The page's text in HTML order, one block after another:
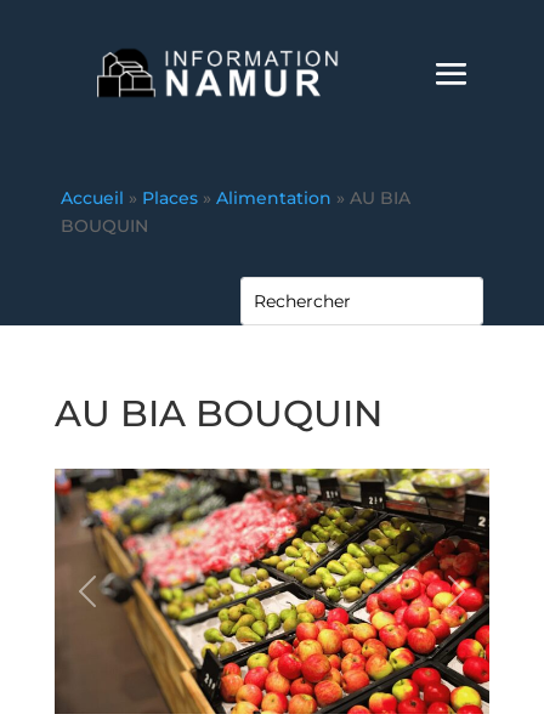
Accueil » Places » Alimentation » AU BIA
BOUQUIN
AU BIA BOUQUIN
Précédente Prochaine